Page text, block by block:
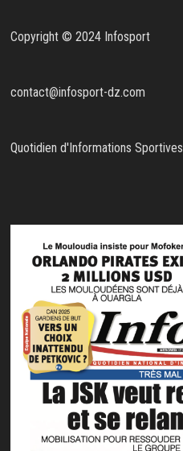
Copyright © 2024 Infosport
contact@infosport-dz.com
Quotidien d'Informations Sportives